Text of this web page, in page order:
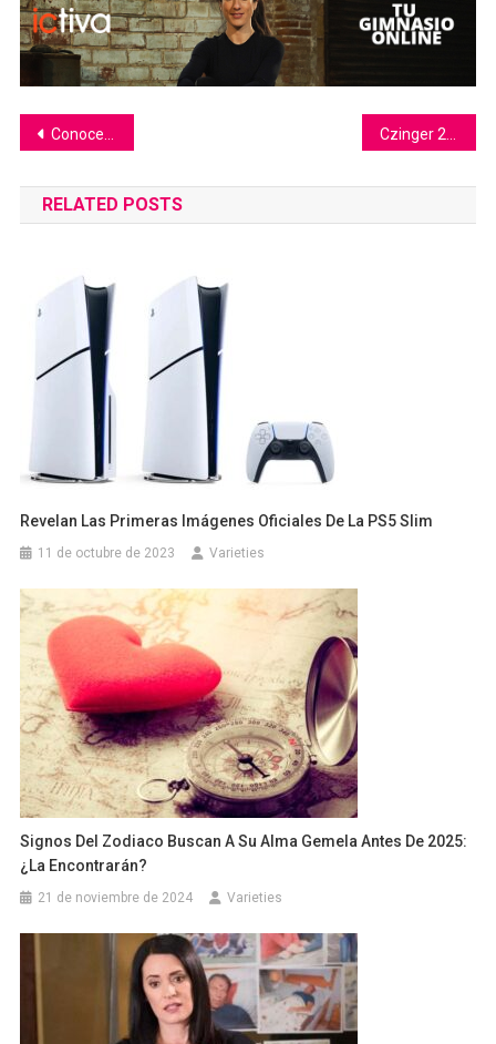
Navegación
de
entradas
Conoce la oficina donde Kim Kardashian dirige SKKN
RELATED POSTS
Revelan Las Primeras Imágenes Oficiales De La PS5 Slim
11 de octubre de 2023 Varieties
Signos Del Zodiaco Buscan A Su Alma Gemela Antes De 2025:
¿la Encontrarán?
21 de noviembre de 2024 Varieties